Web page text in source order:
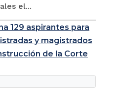
el...
129 aspirantes para
y magistrados
de la Corte